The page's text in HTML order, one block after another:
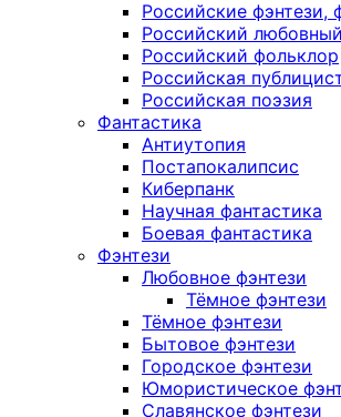
Российские фэнтези,
Российский
Российский фольклор
Российская
Российская поэзия
Фантастика
Антиутопия
Постапокалипсис
Киберпанк
Научная фантастика
Боевая фантастика
Фэнтези
Любовное фэнтези
Тёмное фэнтези
Тёмное фэнтези
Бытовое фэнтези
Городское фэнтези
Юмористическое
Славянское фэнтези